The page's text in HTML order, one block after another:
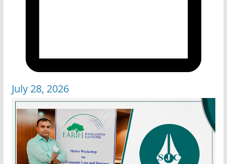
July 28, 2026